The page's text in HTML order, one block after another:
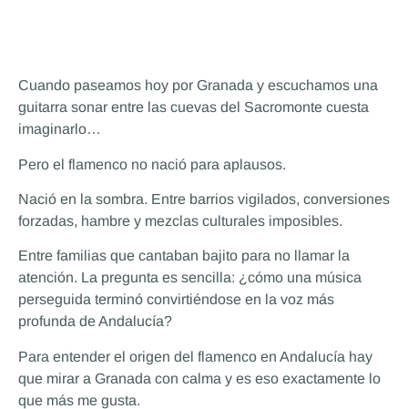
Cuando paseamos hoy por Granada y escuchamos una
guitarra sonar entre las cuevas del Sacromonte cuesta
imaginarlo…
Pero el flamenco no nació para aplausos.
Nació en la sombra. Entre barrios vigilados, conversiones
forzadas, hambre y mezclas culturales imposibles.
Entre familias que cantaban bajito para no llamar la
atención. La pregunta es sencilla: ¿cómo una música
perseguida terminó convirtiéndose en la voz más
profunda de Andalucía?
Para entender el origen del flamenco en Andalucía hay
que mirar a Granada con calma y es eso exactamente lo
que más me gusta.